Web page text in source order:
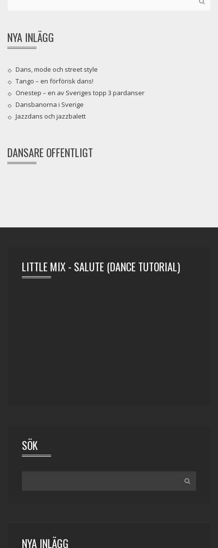
NYA INLÄGG
Dans, mode och street style
Tango – en förförisk dans!
Onestep – en av Sveriges topp 3 pardanser
Dansbanorna i Sverige
Jazzdans och jazzbalett
DANSARE OFFENTLIGT
LITTLE MIX - SALUTE (DANCE TUTORIAL)
SÖK
NYA INLÄGG